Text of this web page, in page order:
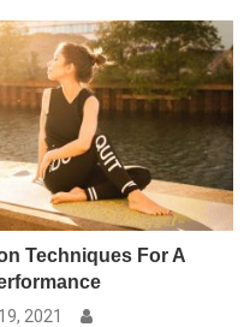
Techniques For A
2021